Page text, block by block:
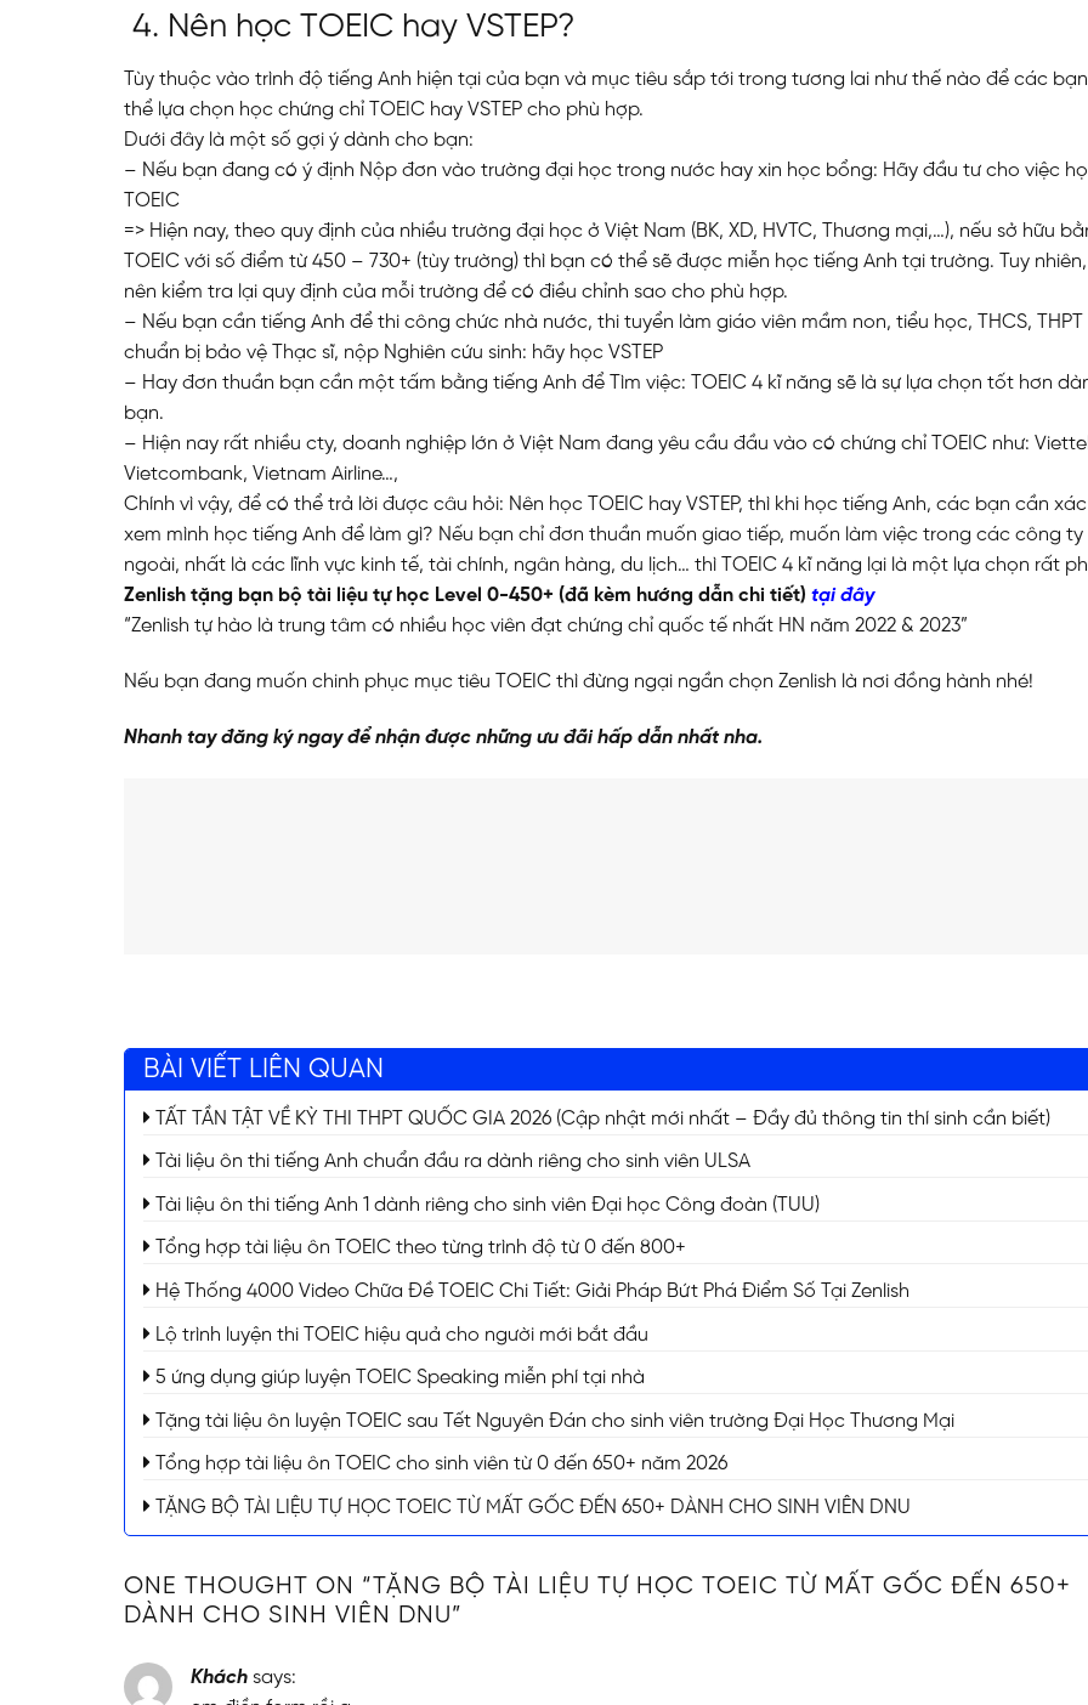
4. Nên học TOEIC hay VSTEP?
Tùy thuộc vào trình độ tiếng Anh hiện tại của bạn và mục tiêu sắp tới trong tương lai như thế nào để các
thể lựa chọn học chứng chỉ TOEIC hay VSTEP cho phù hợp.
Dưới đây là một số gợi ý dành cho bạn:
– Nếu bạn đang có ý định Nộp đơn vào trường đại học trong nước hay xin học bổng: Hãy đầu tư cho việc
TOEIC
=> Hiện nay, theo quy định của nhiều trường đại học ở Việt Nam (BK, XD, HVTC, Thương mại,…), nếu sở hữu
TOEIC với số điểm từ 450 – 730+ (tùy trường) thì bạn có thể sẽ được miễn học tiếng Anh tại trường. Tuy
nên kiểm tra lại quy định của mỗi trường để có điều chỉnh sao cho phù hợp.
– Nếu bạn cần tiếng Anh để thi công chức nhà nước, thi tuyển làm giáo viên mầm non, tiểu học, THCS, THPT
chuẩn bị bảo vệ Thạc sĩ, nộp Nghiên cứu sinh: hãy học VSTEP
– Hay đơn thuần bạn cần một tấm bằng tiếng Anh để Tìm việc: TOEIC 4 kĩ năng sẽ là sự lựa chọn tốt hơn
bạn.
– Hiện nay rất nhiều cty, doanh nghiệp lớn ở Việt Nam đang yêu cầu đầu vào có chứng chỉ TOEIC như:
Vietcombank, Vietnam Airline…,
Chính vì vậy, để có thể trả lời được câu hỏi: Nên học TOEIC hay VSTEP, thì khi học tiếng Anh, các bạn cần
xem mình học tiếng Anh để làm gì? Nếu bạn chỉ đơn thuần muốn giao tiếp, muốn làm việc trong các công ty
ngoài, nhất là các lĩnh vực kinh tế, tài chính, ngân hàng, du lịch… thì TOEIC 4 kĩ năng lại là một lựa chọn rất
Zenlish tặng bạn bộ tài liệu tự học Level 0-450+ (đã kèm hướng dẫn chi tiết) tại đây
“Zenlish tự hào là trung tâm có nhiều học viên đạt chứng chỉ quốc tế nhất HN năm 2022 & 2023”
Nếu bạn đang muốn chinh phục mục tiêu TOEIC thì đừng ngại ngần chọn Zenlish là nơi đồng hành nhé!
Nhanh tay đăng ký ngay để nhận được những ưu đãi hấp dẫn nhất nha.
BÀI VIẾT LIÊN QUAN
TẤT TẦN TẬT VỀ KỲ THI THPT QUỐC GIA 2026 (Cập nhật mới nhất – Đầy đủ thông tin thí sinh cần biết)
Tài liệu ôn thi tiếng Anh chuẩn đầu ra dành riêng cho sinh viên ULSA
Tài liệu ôn thi tiếng Anh 1 dành riêng cho sinh viên Đại học Công đoàn (TUU)
Tổng hợp tài liệu ôn TOEIC theo từng trình độ từ 0 đến 800+
Hệ Thống 4000 Video Chữa Đề TOEIC Chi Tiết: Giải Pháp Bứt Phá Điểm Số Tại Zenlish
Lộ trình luyện thi TOEIC hiệu quả cho người mới bắt đầu
5 ứng dụng giúp luyện TOEIC Speaking miễn phí tại nhà
Tặng tài liệu ôn luyện TOEIC sau Tết Nguyên Đán cho sinh viên trường Đại Học Thương Mại
Tổng hợp tài liệu ôn TOEIC cho sinh viên từ 0 đến 650+ năm 2026
TẶNG BỘ TÀI LIỆU TỰ HỌC TOEIC TỪ MẤT GỐC ĐẾN 650+ DÀNH CHO SINH VIÊN DNU
ONE THOUGHT ON “TẶNG BỘ TÀI LIỆU TỰ HỌC TOEIC TỪ MẤT GỐC ĐẾN 650+
DÀNH CHO SINH VIÊN DNU”
Khách says: